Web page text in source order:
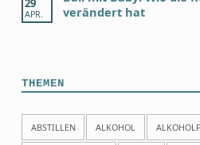
29
APR.
verändert hat
THEMEN
ABSTILLEN ALKOHOL